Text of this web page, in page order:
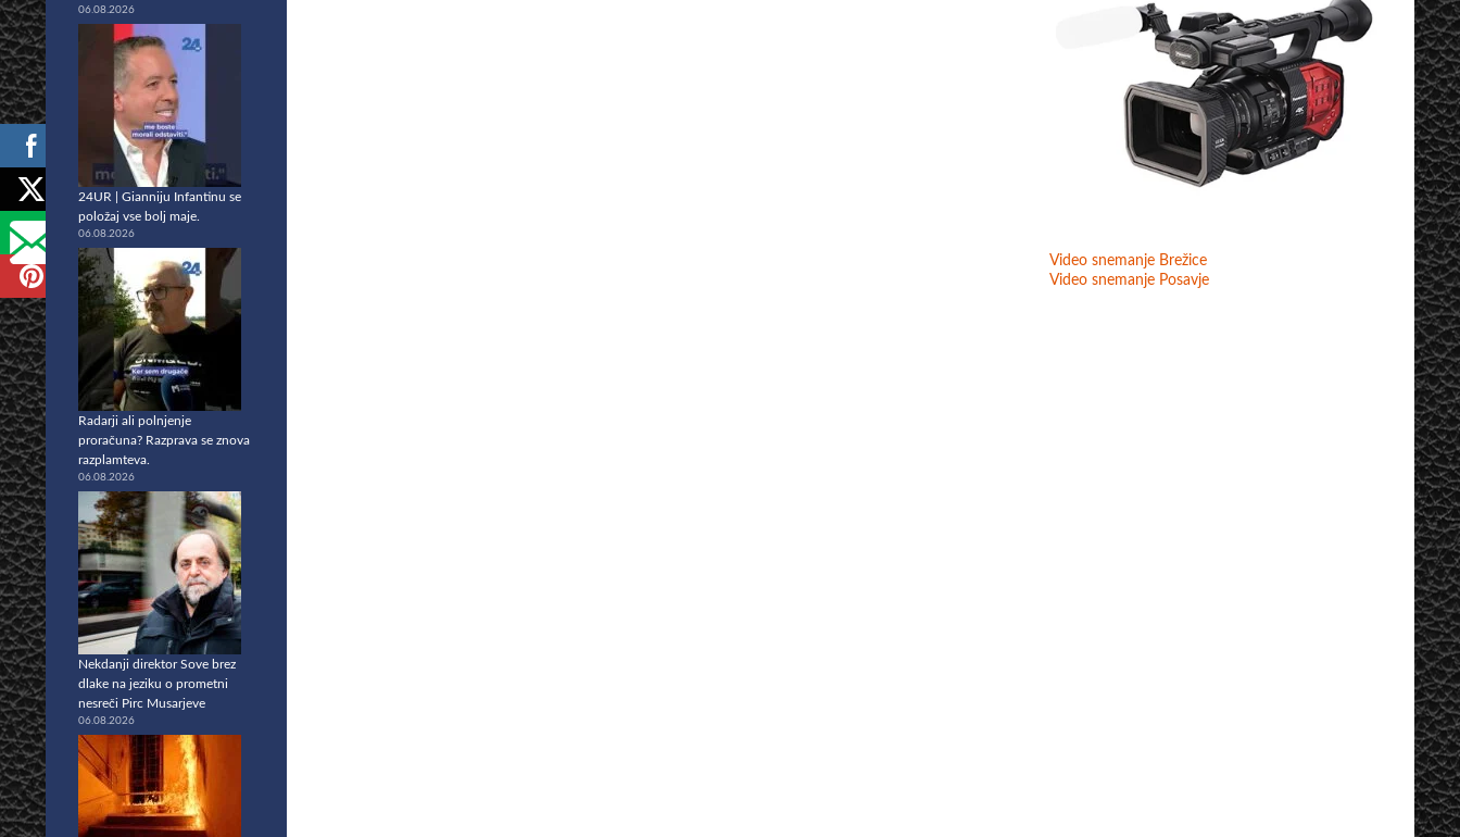
Video snemanje Brežice
Video snemanje Posavje
06.08.2026
24UR | Gianniju Infantinu se
položaj vse bolj maje.
06.08.2026
Radarji ali polnjenje
proračuna? Razprava se znova
razplamteva.
06.08.2026
Nekdanji direktor Sove brez
dlake na jeziku o prometni
nesreči Pirc Musarjeve
06.08.2026